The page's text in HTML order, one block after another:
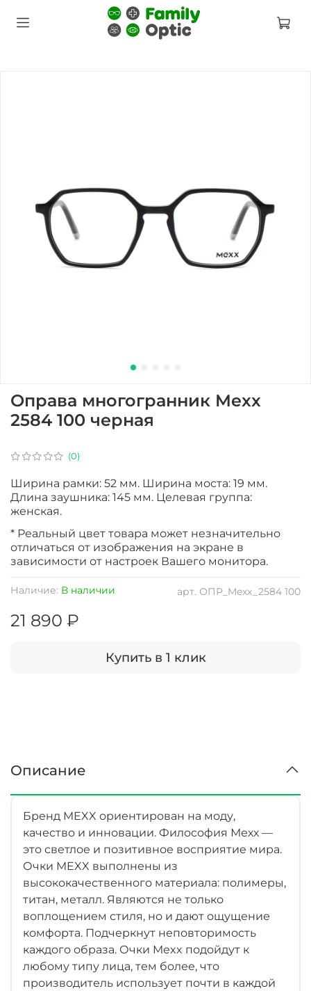
(0)
арт. ОПР_Mexx_2584 100
Наличие: В наличии
Оправа многогранник Mexx
2584 100 черная
21 890 ₽
Купить в 1 клик
Ширина рамки: 52 мм. Ширина моста: 19 мм.
Длина заушника: 145 мм. Целевая группа:
женская.
* Реальный цвет товара может незначительно
отличаться от изображения на экране в
зависимости от настроек Вашего монитора.
Описание
Бренд MEXX ориентирован на моду,
качество и инновации. Философия Мехх —
это светлое и позитивное восприятие мира.
Очки MEXX выполнены из
высококачественного материала: полимеры,
титан, металл. Являются не только
воплощением стиля, но и дают ощущение
комфорта. Подчеркнут неповторимость
каждого образа. Очки Mexx подойдут к
любому типу лица, тем более, что
производитель использует почти в каждой